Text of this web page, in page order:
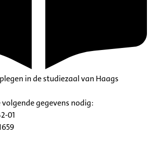
in de studiezaal van Haags
gegevens nodig:
01